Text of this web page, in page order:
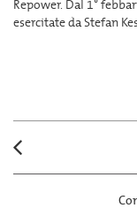
Repower. Dal 1°
esercitate da Stefan
navigation